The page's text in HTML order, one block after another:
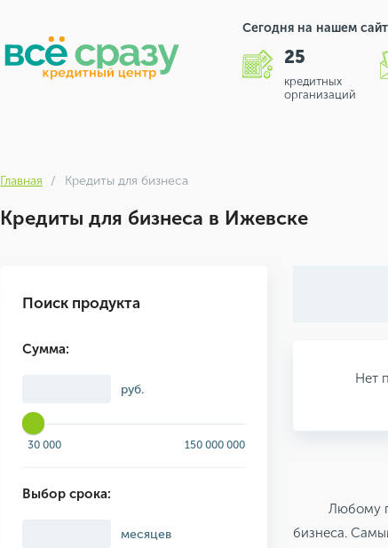
Сегодня на нашем
25
кредитных
организаций
Главная Кредиты для бизнеса
Кредиты для бизнеса в Ижевске
Поиск продукта
Сумма:
руб.
30 000 150 000 000
Выбор срока:
месяцев
Нет
Любому
бизнеса.